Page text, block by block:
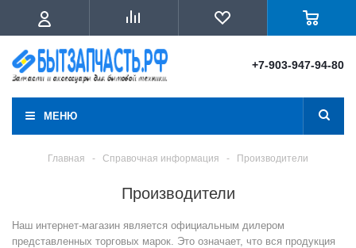
+7-903-947-94-80
МЕНЮ
Главная - Справочная информация - Производители
Производители
Наш интернет-магазин является официальным дилером
представленных торговых марок. Это означает, что вся продукция